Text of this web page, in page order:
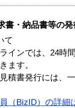
書・納品書等の
て
インでは、24時
ます。
積書発行には、
（BizID）の詳細